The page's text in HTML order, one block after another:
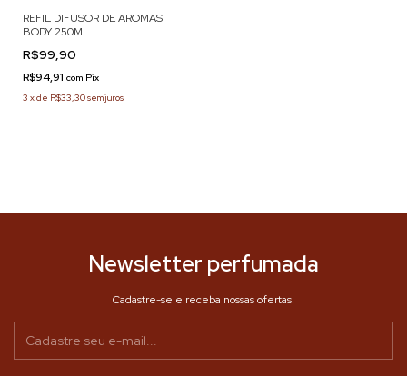
REFIL DIFUSOR DE AROMAS
BODY 250ML
R$99,90
R$94,91 com Pix
3 xde R$33,30sem juros
Newsletter perfumada
Cadastre-se e receba nossas ofertas.